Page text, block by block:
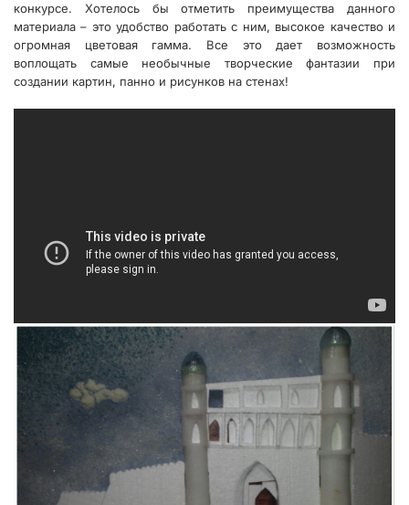
конкурсе. Хотелось бы отметить преимущества данного
материала – это удобство работать с ним, высокое качество и
огромная цветовая гамма. Все это дает возможность
воплощать самые необычные творческие фантазии при
создании картин, панно и рисунков на стенах!